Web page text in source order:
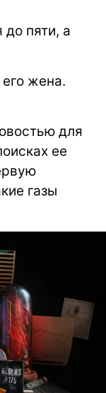
до пяти, а
жена.
для
ее
газы